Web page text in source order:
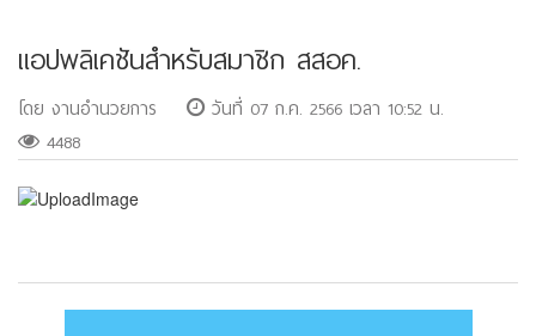
แอปพลิเคชันสำหรับสมาชิก สสอค.
โดย งานอำนวยการ
วันที่ 07 ก.ค. 2566 เวลา 10:52 น.
4488